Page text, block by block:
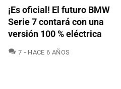
¡Es oficial! El futuro BMW
Serie 7 contará con una
versión 100 % eléctrica
7 COMENTARIOS
HACE 6 AÑOS